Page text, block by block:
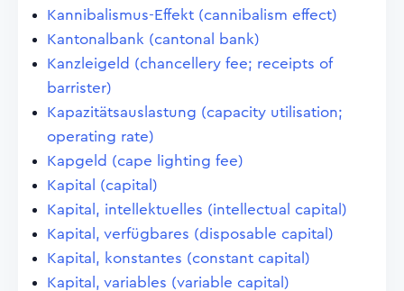
Kannibalismus-Effekt (cannibalism effect)
Kantonalbank (cantonal bank)
Kanzleigeld (chancellery fee; receipts of
barrister)
Kapazitätsauslastung (capacity utilisation;
operating rate)
Kapgeld (cape lighting fee)
Kapital (capital)
Kapital, intellektuelles (intellectual capital)
Kapital, verfügbares (disposable capital)
Kapital, konstantes (constant capital)
Kapital, variables (variable capital)